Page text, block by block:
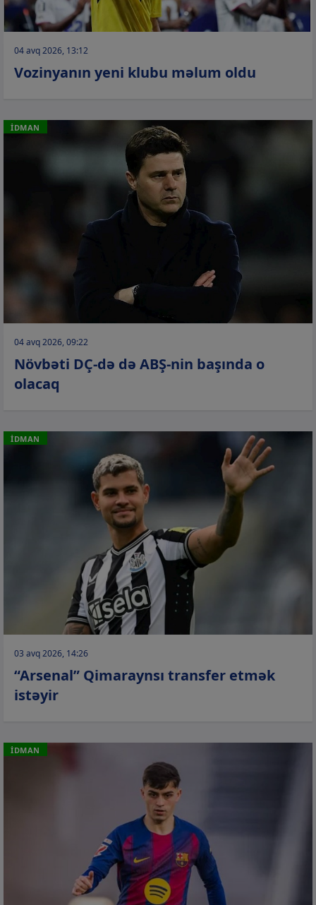
04 avq 2026, 13:12
Vozinyanın yeni klubu məlum oldu
İDMAN
04 avq 2026, 09:22
Növbəti DÇ-də də ABŞ-nin başında o
olacaq
İDMAN
03 avq 2026, 14:26
“Arsenal” Qimaraynsı transfer etmək
istəyir
İDMAN